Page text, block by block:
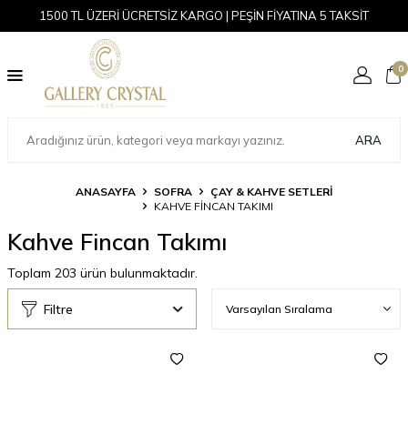
1500 TL ÜZERİ ÜCRETSİZ KARGO | PEŞİN FİYATINA 5 TAKSİT
ARA
0
ANASAYFA SOFRA
ÇAY & KAHVE SETLERI
KAHVE FINCAN TAKIMI
Kahve Fincan Takımı
Toplam 203 ürün bulunmaktadır.
Filtre